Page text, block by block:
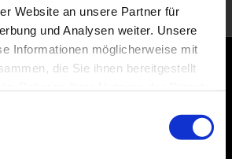
Website an unsere Partner für
und Analysen weiter. Unsere
Informationen möglicherweise mit
die Sie ihnen bereitgestellt
Webseite weiterhin nutzen.